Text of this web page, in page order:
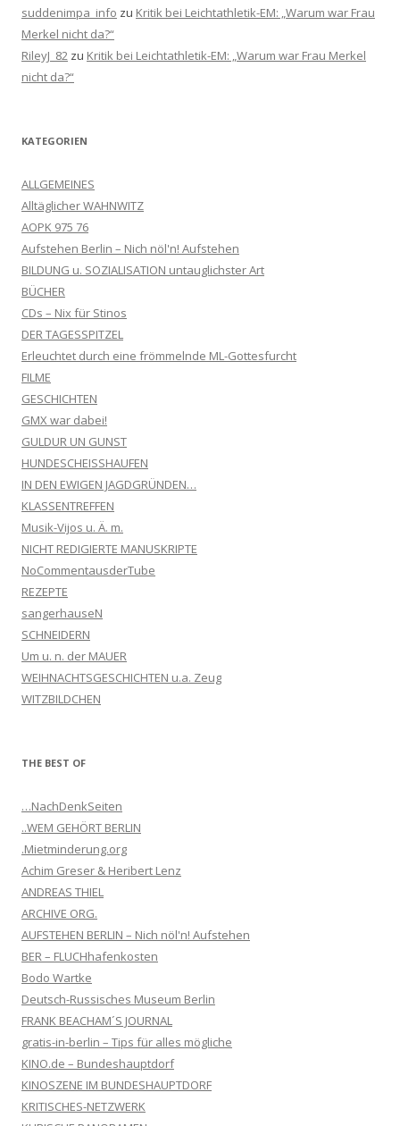
suddenimpa_info zu Kritik bei Leichtathletik-EM: „Warum war Frau
Merkel nicht da?“
RileyJ_82 zu Kritik bei Leichtathletik-EM: „Warum war Frau Merkel
nicht da?“
KATEGORIEN
ALLGEMEINES
Alltäglicher WAHNWITZ
AOPK 975 76
Aufstehen Berlin – Nich nöl'n! Aufstehen
BILDUNG u. SOZIALISATION untauglichster Art
BÜCHER
CDs – Nix für Stinos
DER TAGESSPITZEL
Erleuchtet durch eine frömmelnde ML-Gottesfurcht
FILME
GESCHICHTEN
GMX war dabei!
GULDUR UN GUNST
HUNDESCHEISSHAUFEN
IN DEN EWIGEN JAGDGRÜNDEN…
KLASSENTREFFEN
Musik-Vijos u. Ä. m.
NICHT REDIGIERTE MANUSKRIPTE
NoCommentausderTube
REZEPTE
sangerhauseN
SCHNEIDERN
Um u. n. der MAUER
WEIHNACHTSGESCHICHTEN u.a. Zeug
WITZBILDCHEN
THE BEST OF
…NachDenkSeiten
..WEM GEHÖRT BERLIN
.Mietminderung.org
Achim Greser & Heribert Lenz
ANDREAS THIEL
ARCHIVE ORG.
AUFSTEHEN BERLIN – Nich nöl'n! Aufstehen
BER – FLUCHhafenkosten
Bodo Wartke
Deutsch-Russisches Museum Berlin
FRANK BEACHAM´S JOURNAL
gratis-in-berlin – Tips für alles mögliche
KINO.de – Bundeshauptdorf
KINOSZENE IM BUNDESHAUPTDORF
KRITISCHES-NETZWERK